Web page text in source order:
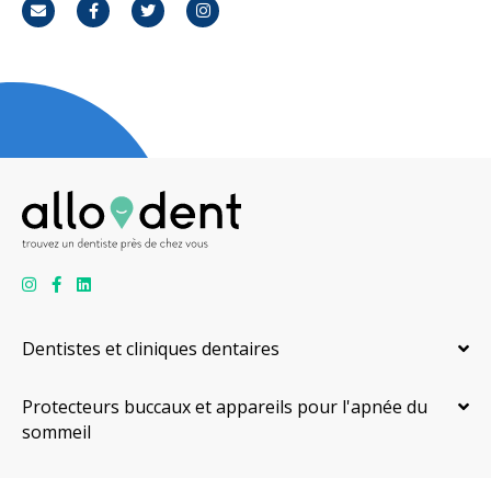
CourrielFacebookTwitterInstagram
Dentistes et cliniques dentaires
Protecteurs buccaux et appareils pour l'apnée du
sommeil